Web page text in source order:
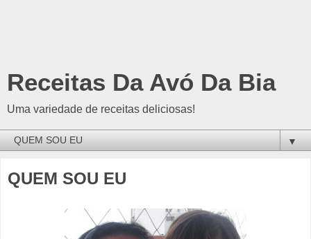
Receitas Da Avó Da Bia
Uma variedade de receitas deliciosas!
▼
QUEM SOU EU